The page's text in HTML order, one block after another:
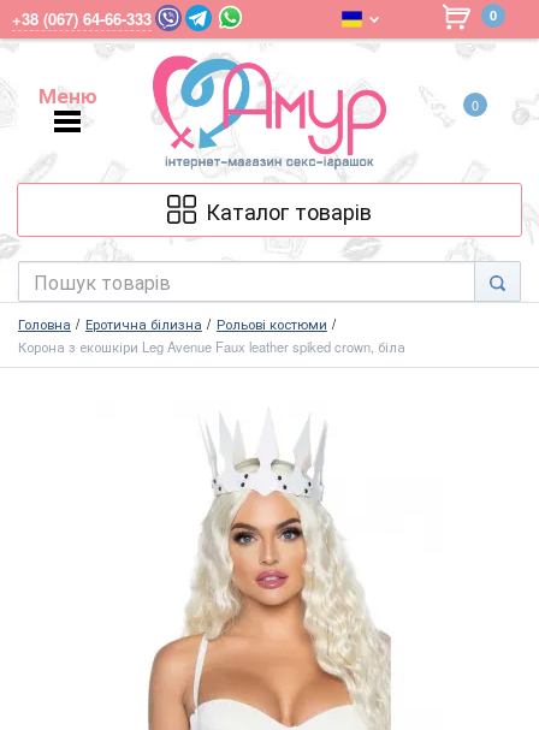
+38 (067) 64-66-333 0
Меню
Меню
0
Каталог товарів
Головна Еротична білизна
Рольові костюми
Корона з екошкіри Leg Avenue Faux leather spiked crown, біла